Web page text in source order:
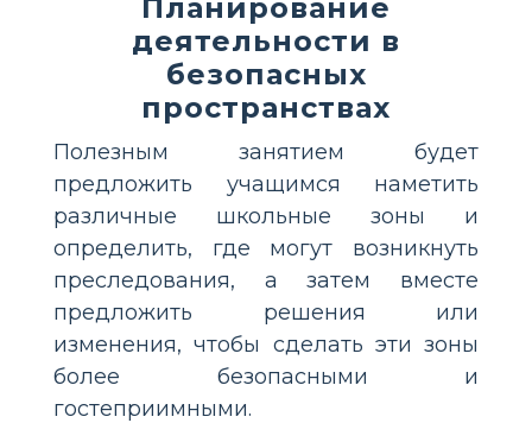
Планирование
деятельности в
безопасных
пространствах
Полезным занятием будет
предложить учащимся наметить
различные школьные зоны и
определить, где могут возникнуть
преследования, а затем вместе
предложить решения или
изменения, чтобы сделать эти зоны
более безопасными и
гостеприимными.